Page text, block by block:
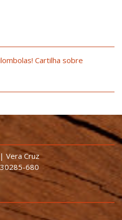
Cartilha sobre
Vera Cruz
680